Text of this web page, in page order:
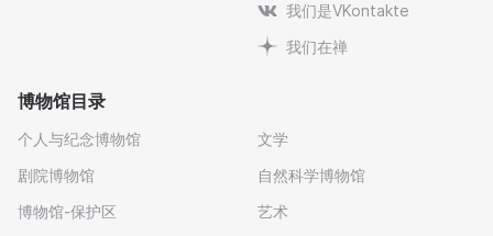
我们是VKontakte
我们在禅
博物馆目录
个人与纪念博物馆
剧院博物馆
博物馆-保护区
文学
自然科学博物馆
艺术